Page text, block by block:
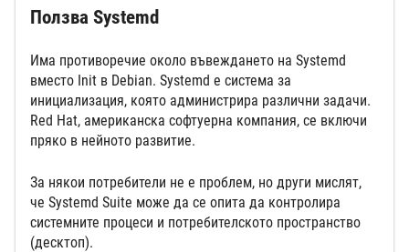
Ползва Systemd
Има противоречие около въвеждането на Systemd
вместо Init в Debian. Systemd е система за
инициализация, която администрира различни задачи.
Red Hat, американска софтуерна компания, се включи
пряко в нейното развитие.
За някои потребители не е проблем, но други мислят,
че Systemd Suite може да се опита да контролира
системните процеси и потребителското пространство
(десктоп).